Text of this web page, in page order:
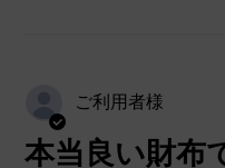
ご利用者様
本当良い財布